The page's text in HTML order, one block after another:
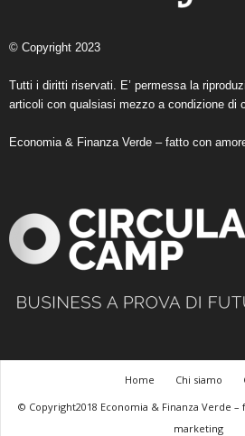
© Copyright 2023
Tutti i diritti riservati. E’ permessa la
articoli con qualsiasi mezzo a condizione di
Economia & Finanza Verde – fatto con
Home Chi siamo
© Copyright2018 Economia & Finanza Verde
marketing